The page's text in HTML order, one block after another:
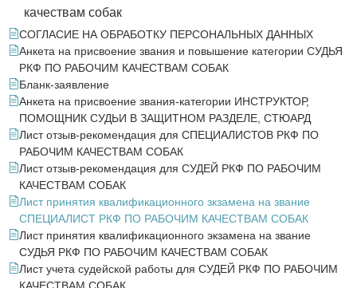
качествам собак
СОГЛАСИЕ НА ОБРАБОТКУ ПЕРСОНАЛЬНЫХ ДАННЫХ
Анкета на присвоение звания и повышение категории СУДЬЯ
РКФ ПО РАБОЧИМ КАЧЕСТВАМ СОБАК
Бланк-заявление
Анкета на присвоение звания-категории ИНСТРУКТОР,
ПОМОЩНИК СУДЬИ В ЗАЩИТНОМ РАЗДЕЛЕ, СТЮАРД
Лист отзыв-рекомендация для СПЕЦИАЛИСТОВ РКФ ПО
РАБОЧИМ КАЧЕСТВАМ СОБАК
Лист отзыв-рекомендация для СУДЕЙ РКФ ПО РАБОЧИМ
КАЧЕСТВАМ СОБАК
Лист принятия квалификационного зкзамена на звание
СПЕЦИАЛИСТ РКФ ПО РАБОЧИМ КАЧЕСТВАМ СОБАК
Лист принятия квалификационного экзамена на звание
СУДЬЯ РКФ ПО РАБОЧИМ КАЧЕСТВАМ СОБАК
Лист учета судейской работы для СУДЕЙ РКФ ПО РАБОЧИМ